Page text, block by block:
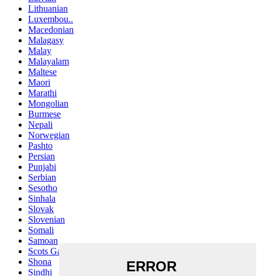
Lithuanian
Luxembou..
Macedonian
Malagasy
Malay
Malayalam
Maltese
Maori
Marathi
Mongolian
Burmese
Nepali
Norwegian
Pashto
Persian
Punjabi
Serbian
Sesotho
Sinhala
Slovak
Slovenian
Somali
Samoan
Scots Gaelic
Shona
Sindhi